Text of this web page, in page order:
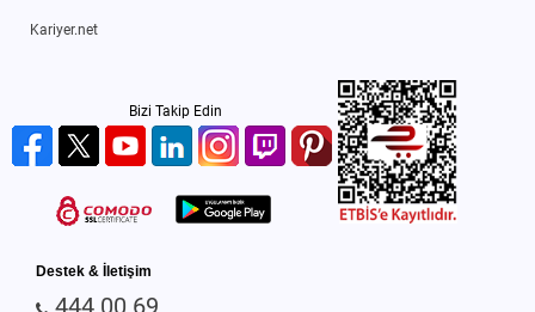
Kariyer.net
Bizi Takip Edin
Destek & İletişim
444 00 69